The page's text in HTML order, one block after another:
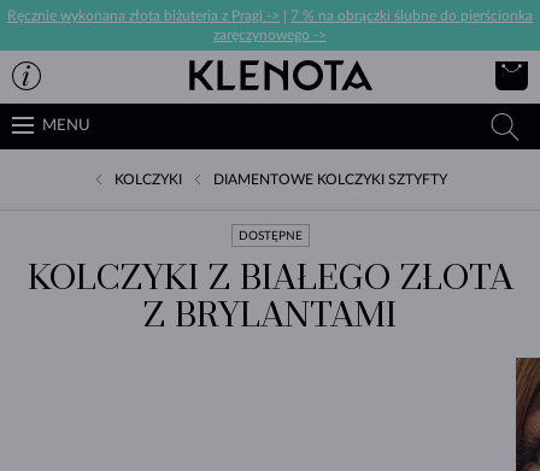
Ręcznie wykonana złota biżuteria z Pragi ->
7 % na obrączki ślubne do pierścionka
zaręczynowego ->
MENU
KOLCZYKI DIAMENTOWE KOLCZYKI SZTYFTY
DOSTĘPNE
KOLCZYKI Z BIAŁEGO ZŁOTA
Z BRYLANTAMI